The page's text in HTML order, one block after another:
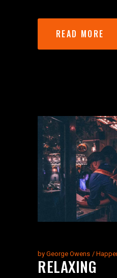
READ MORE
by George Owens
RELAXING